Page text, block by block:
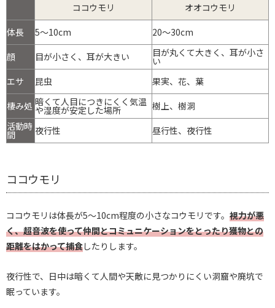
ココウモリ
オオコウモリ
体長
5～10cm
20～30cm
顔
目が小さく、耳が大きい 目が丸くて大きく、耳が小さ
い
エサ
昆虫
果実、花、葉
棲み処 暗くて人目につきにくく気温
や湿度が安定した場所
樹上、樹洞
活動時
間 夜行性 昼行性、夜行性
ココウモリ
ココウモリは体長が5～10cm程度の小さなコウモリです。 視力が悪
く、超音波を使って仲間とコミュニケーションをとったり獲物との
距離をはかって捕食したりします。
夜行性で、日中は暗くて人間や天敵に見つかりにくい洞窟や廃坑で
眠っています。